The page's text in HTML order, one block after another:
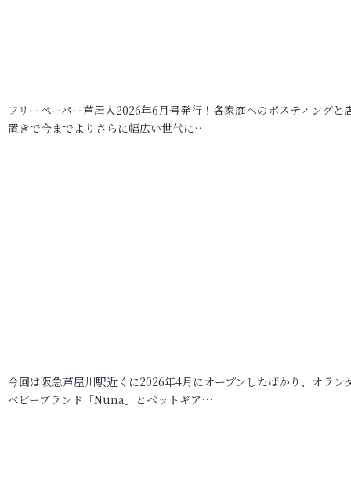
フリーペーパー芦屋人2026年6月号発行！各家庭へのポスティングと
置きで今までよりさらに幅広い世代に…
今回は阪急芦屋川駅近くに2026年4月にオープンしたばかり、オラン
ベビーブランド「Nuna」とペットギア…